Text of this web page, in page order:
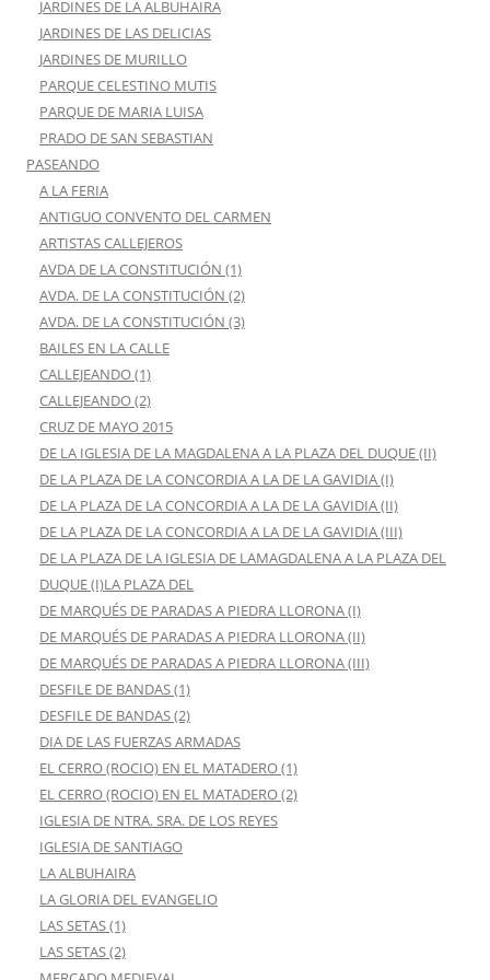
JARDINES DE LA ALBUHAIRA
JARDINES DE LAS DELICIAS
JARDINES DE MURILLO
PARQUE CELESTINO MUTIS
PARQUE DE MARIA LUISA
PRADO DE SAN SEBASTIAN
PASEANDO
A LA FERIA
ANTIGUO CONVENTO DEL CARMEN
ARTISTAS CALLEJEROS
AVDA DE LA CONSTITUCIÓN (1)
AVDA. DE LA CONSTITUCIÓN (2)
AVDA. DE LA CONSTITUCIÓN (3)
BAILES EN LA CALLE
CALLEJEANDO (1)
CALLEJEANDO (2)
CRUZ DE MAYO 2015
DE LA IGLESIA DE LA MAGDALENA A LA PLAZA DEL DUQUE (II)
DE LA PLAZA DE LA CONCORDIA A LA DE LA GAVIDIA (I)
DE LA PLAZA DE LA CONCORDIA A LA DE LA GAVIDIA (II)
DE LA PLAZA DE LA CONCORDIA A LA DE LA GAVIDIA (III)
DE LA PLAZA DE LA IGLESIA DE LAMAGDALENA A LA PLAZA DEL
DUQUE (I)LA PLAZA DEL
DE MARQUÉS DE PARADAS A PIEDRA LLORONA (I)
DE MARQUÉS DE PARADAS A PIEDRA LLORONA (II)
DE MARQUÉS DE PARADAS A PIEDRA LLORONA (III)
DESFILE DE BANDAS (1)
DESFILE DE BANDAS (2)
DIA DE LAS FUERZAS ARMADAS
EL CERRO (ROCIO) EN EL MATADERO (1)
EL CERRO (ROCIO) EN EL MATADERO (2)
IGLESIA DE NTRA. SRA. DE LOS REYES
IGLESIA DE SANTIAGO
LA ALBUHAIRA
LA GLORIA DEL EVANGELIO
LAS SETAS (1)
LAS SETAS (2)